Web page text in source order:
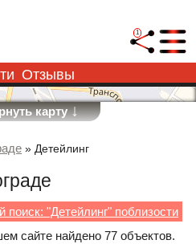
1
Отзывы
карту↓
» Детейлинг
поиск: "Детейлинг" поблизости
сайте найдено 77 объектов.